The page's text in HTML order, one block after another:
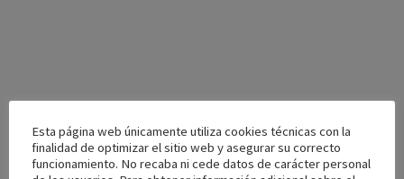
Esta página web únicamente utiliza cookies técnicas con la
finalidad de optimizar el sitio web y asegurar su correcto
funcionamiento. No recaba ni cede datos de carácter personal